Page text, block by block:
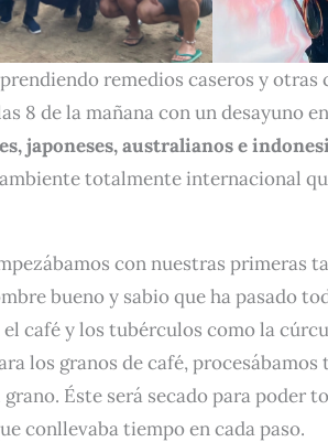
remedios caseros y otras
8 de la mañana con un desayuno
japoneses, australianos e
totalmente internacional
con nuestras primeras
bueno y sabio que ha pasado
café y los tubérculos como la
los granos de café,
Éste será secado para poder
conllevaba tiempo en cada paso.